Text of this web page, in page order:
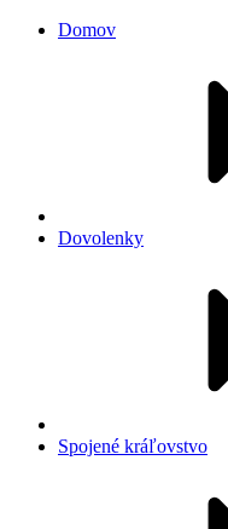
Domov
Dovolenky
Spojené kráľovstvo